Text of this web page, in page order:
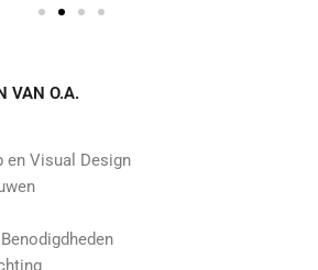
VAN O.A.​
en Visual Design